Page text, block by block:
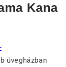
Kana
üvegházban